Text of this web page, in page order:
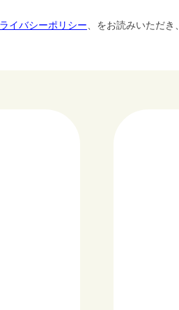
イバシーポリシー 、をお読みいただ